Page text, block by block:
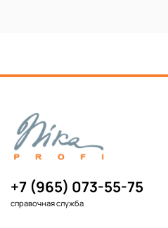
+7 (965) 073-55-75
справочная служба